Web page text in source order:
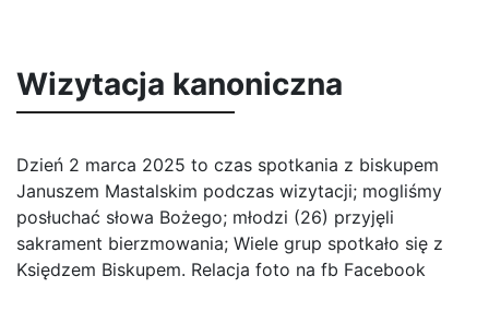
Wizytacja kanoniczna
Dzień 2 marca 2025 to czas spotkania z biskupem
Januszem Mastalskim podczas wizytacji; mogliśmy
posłuchać słowa Bożego; młodzi (26) przyjęli
sakrament bierzmowania; Wiele grup spotkało się z
Księdzem Biskupem. Relacja foto na fb Facebook